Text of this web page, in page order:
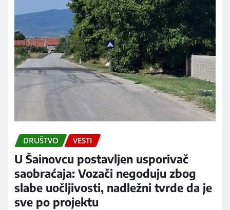
DRUŠTVO VESTI
U Šainovcu postavljen usporivač
saobraćaja: Vozači negoduju zbog
slabe uočljivosti, nadležni tvrde da je
sve po projektu